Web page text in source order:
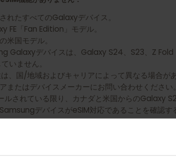
eSIM機能がありません：
されたすべてのGalaxyデバイス。
FE「Fan Edition」モデル。
の米国モデル。
Galaxyデバイスは、Galaxy S24、S23、
していません。
は、国/地域およびキャリアによって異なる
リアまたはデバイスメーカーにお問い合わせくだ